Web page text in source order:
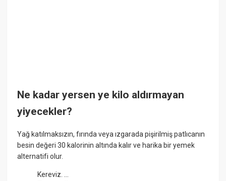
Ne kadar yersen ye kilo aldırmayan
yiyecekler?
Yağ katılmaksızın, fırında veya ızgarada pişirilmiş patlıcanın
besin değeri 30 kalorinin altında kalır ve harika bir yemek
alternatifi olur.
Kereviz. ...